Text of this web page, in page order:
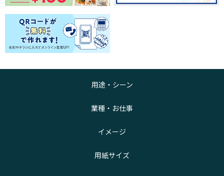
用途・シーン
業種・お仕事
イメージ
用紙サイズ